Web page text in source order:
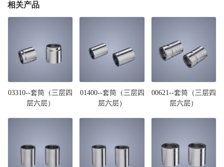
相关产品
03310--套筒（三层四
层六层）
01400--套筒（三层四
层六层）
00621--套筒（三层四
层六层）